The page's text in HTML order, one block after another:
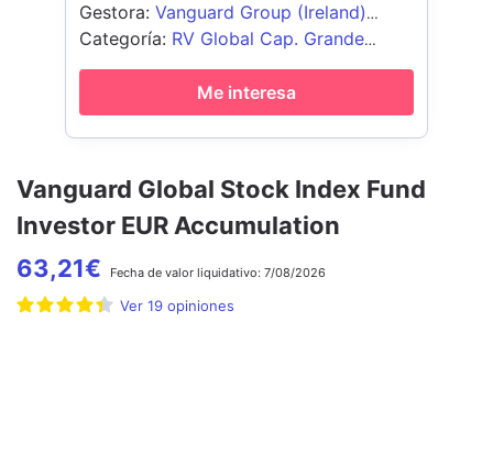
Vanguard Global Stock Index Fund
Investor EUR Accumulation
63,21€ Fecha de valor liquidativo: 7/08/2026
Ver 19 opiniones
Gestora: Vanguard Group (Ireland)
Limited
Categoría: RV Global Cap. Grande
Blend
Me interesa